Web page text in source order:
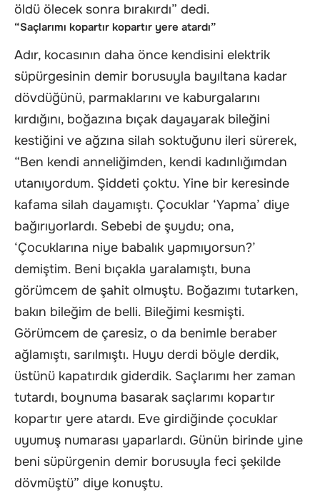
öldü ölecek sonra bırakırdı” dedi.
“Saçlarımı kopartır kopartır yere atardı”
Adır, kocasının daha önce kendisini elektrik
süpürgesinin demir borusuyla bayıltana kadar
dövdüğünü, parmaklarını ve kaburgalarını
kırdığını, boğazına bıçak dayayarak bileğini
kestiğini ve ağzına silah soktuğunu ileri sürerek,
“Ben kendi anneliğimden, kendi kadınlığımdan
utanıyordum. Şiddeti çoktu. Yine bir keresinde
kafama silah dayamıştı. Çocuklar ‘Yapma’ diye
bağırıyorlardı. Sebebi de şuydu; ona,
‘Çocuklarına niye babalık yapmıyorsun?’
demiştim. Beni bıçakla yaralamıştı, buna
görümcem de şahit olmuştu. Boğazımı tutarken,
bakın bileğim de belli. Bileğimi kesmişti.
Görümcem de çaresiz, o da benimle beraber
ağlamıştı, sarılmıştı. Huyu derdi böyle derdik,
üstünü kapatırdık giderdik. Saçlarımı her zaman
tutardı, boynuma basarak saçlarımı kopartır
kopartır yere atardı. Eve girdiğinde çocuklar
uyumuş numarası yaparlardı. Günün birinde yine
beni süpürgenin demir borusuyla feci şekilde
dövmüştü” diye konuştu.